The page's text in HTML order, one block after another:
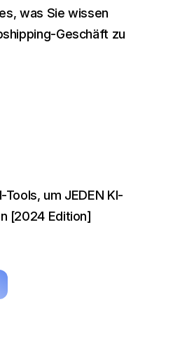
was Sie wissen
Geschäft zu
um JEDEN KI-
[2024 Edition]